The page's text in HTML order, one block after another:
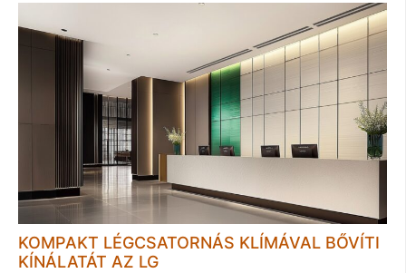
KOMPAKT LÉGCSATORNÁS KLÍMÁVAL BŐVÍTI
KÍNÁLATÁT AZ LG